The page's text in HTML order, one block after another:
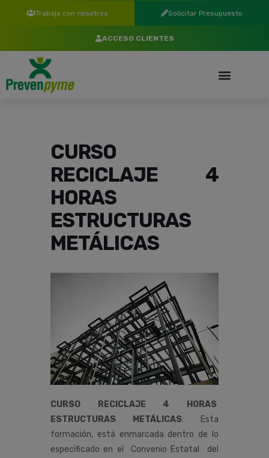
Trabaja con nosotros Solicitar Presupuesto
ACCESO CLIENTES
CURSO
RECICLAJE 4
HORAS
ESTRUCTURAS
METÁLICAS
CURSO RECICLAJE 4 HORAS
ESTRUCTURAS METÁLICAS:
Esta
formación, está enmarcada dentro de
lo
especificado en el Convenio Estatal del